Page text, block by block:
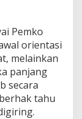
Pemko
orientasi
melainkan
panjang
secara
tahu